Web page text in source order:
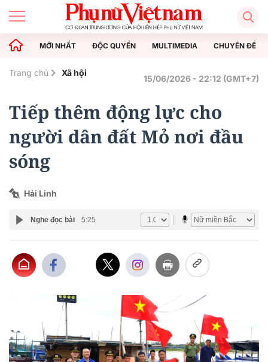
MỚI NHẤT ĐỘC QUYỀN MULTIMEDIA CHUYÊN ĐỀ
Trang chủ Xã hội
15/06/2026 - 22:12 (GMT+7)
Tiếp thêm động lực cho
người dân đất Mỏ nơi đầu
sóng
Hải Linh
Nghe đọc bài 5:25